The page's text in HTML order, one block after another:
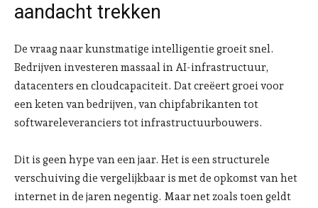
aandacht trekken
De vraag naar kunstmatige intelligentie groeit snel.
Bedrijven investeren massaal in AI-infrastructuur,
datacenters en cloudcapaciteit. Dat creëert groei voor
een keten van bedrijven, van chipfabrikanten tot
softwareleveranciers tot infrastructuurbouwers.
Dit is geen hype van een jaar. Het is een structurele
verschuiving die vergelijkbaar is met de opkomst van het
internet in de jaren negentig. Maar net zoals toen geldt